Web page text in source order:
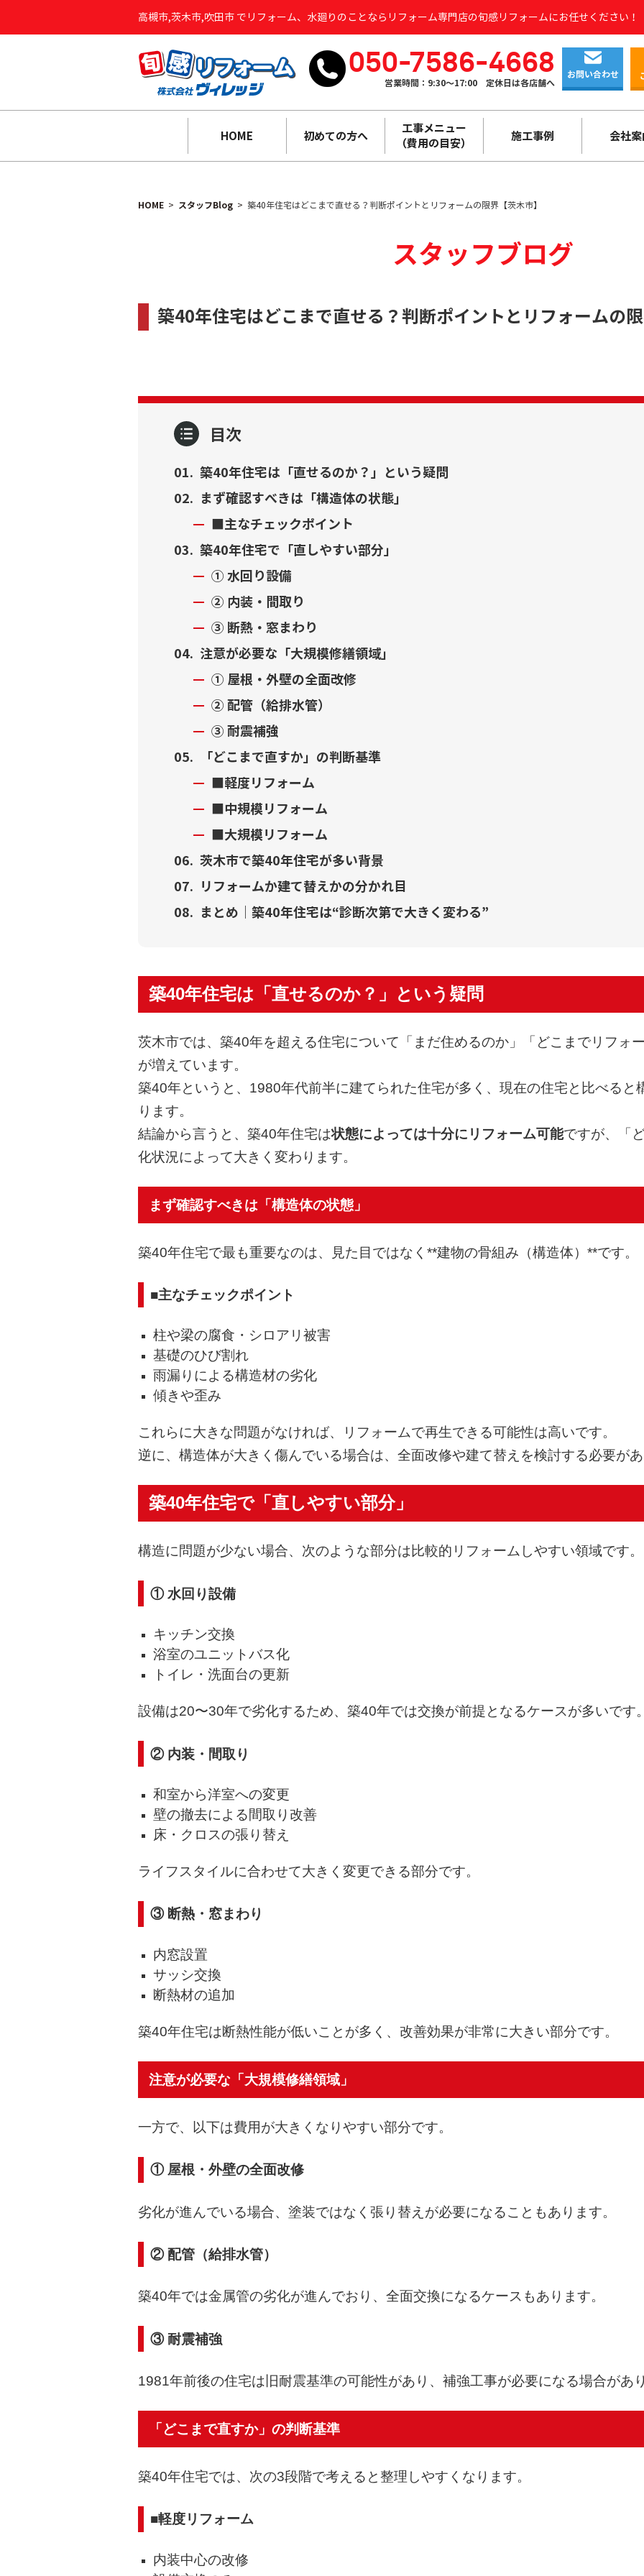
高槻市,茨木市,吹田市 でリフォーム、水廻りのことならリフォーム専門店の旬感リフォームにお任せください！
050-7586-4668
営業時間：9:30～17:00 定休日は各店舗へ
お問い合わせ
HOME 初めての方へ
工事メニュー
（費用の目安）
施工事例 会社
HOME スタッフBlog 築40年住宅はどこまで直せる？判断ポイントとリフォームの限界【茨木市】
スタッフブログ
築40年住宅はどこまで直せる？判断ポイントとリフォームの
目次
築40年住宅は「直せるのか？」という疑問
まず確認すべきは「構造体の状態」
■主なチェックポイント
築40年住宅で「直しやすい部分」
① 水回り設備
② 内装・間取り
③ 断熱・窓まわり
注意が必要な「大規模修繕領域」
① 屋根・外壁の全面改修
② 配管（給排水管）
③ 耐震補強
「どこまで直すか」の判断基準
■軽度リフォーム
■中規模リフォーム
■大規模リフォーム
茨木市で築40年住宅が多い背景
リフォームか建て替えかの分かれ目
まとめ｜築40年住宅は“診断次第で大きく変わる”
築40年住宅は「直せるのか？」という疑問
茨木市では、築40年を超える住宅について「まだ住めるのか」「どこまでリフォ
が増えています。
築40年というと、1980年代前半に建てられた住宅が多く、現在の住宅と比べると
ります。
結論から言うと、築40年住宅は状態によっては十分にリフォーム可能ですが、「
化状況によって大きく変わります。
まず確認すべきは「構造体の状態」
築40年住宅で最も重要なのは、見た目ではなく**建物の骨組み（構造体）**です。
■主なチェックポイント
柱や梁の腐食・シロアリ被害
基礎のひび割れ
雨漏りによる構造材の劣化
傾きや歪み
これらに大きな問題がなければ、リフォームで再生できる可能性は高いです。
逆に、構造体が大きく傷んでいる場合は、全面改修や建て替えを検討する必要が
築40年住宅で「直しやすい部分」
構造に問題が少ない場合、次のような部分は比較的リフォームしやすい領域です。
① 水回り設備
キッチン交換
浴室のユニットバス化
トイレ・洗面台の更新
設備は20〜30年で劣化するため、築40年では交換が前提となるケースが多いです
② 内装・間取り
和室から洋室への変更
壁の撤去による間取り改善
床・クロスの張り替え
ライフスタイルに合わせて大きく変更できる部分です。
③ 断熱・窓まわり
内窓設置
サッシ交換
断熱材の追加
築40年住宅は断熱性能が低いことが多く、改善効果が非常に大きい部分です。
注意が必要な「大規模修繕領域」
一方で、以下は費用が大きくなりやすい部分です。
① 屋根・外壁の全面改修
劣化が進んでいる場合、塗装ではなく張り替えが必要になることもあります。
② 配管（給排水管）
築40年では金属管の劣化が進んでおり、全面交換になるケースもあります。
③ 耐震補強
1981年前後の住宅は旧耐震基準の可能性があり、補強工事が必要になる場合があ
「どこまで直すか」の判断基準
築40年住宅では、次の3段階で考えると整理しやすくなります。
■軽度リフォーム
内装中心の改修